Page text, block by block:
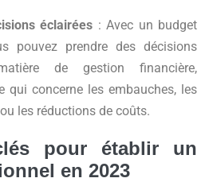
éclairées : Avec un budget
pouvez prendre des décisions
de gestion financière,
qui concerne les embauches, les
les réductions de coûts.
pour établir un
en 2023